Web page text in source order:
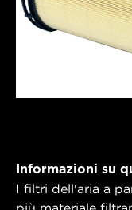
Informazioni su
I filtri dell'aria a